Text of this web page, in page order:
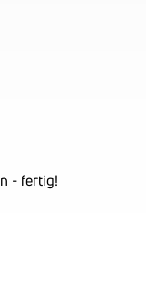
- fertig!